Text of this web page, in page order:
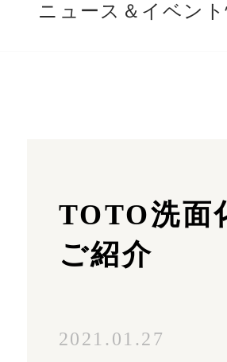
ニュース＆イベント
TOTO洗面
ご紹介
2021.01.27